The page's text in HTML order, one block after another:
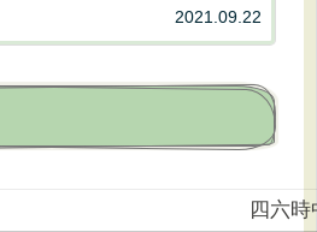
サービス内容・料金を解説していきます。
和3年10...
2021.09.22